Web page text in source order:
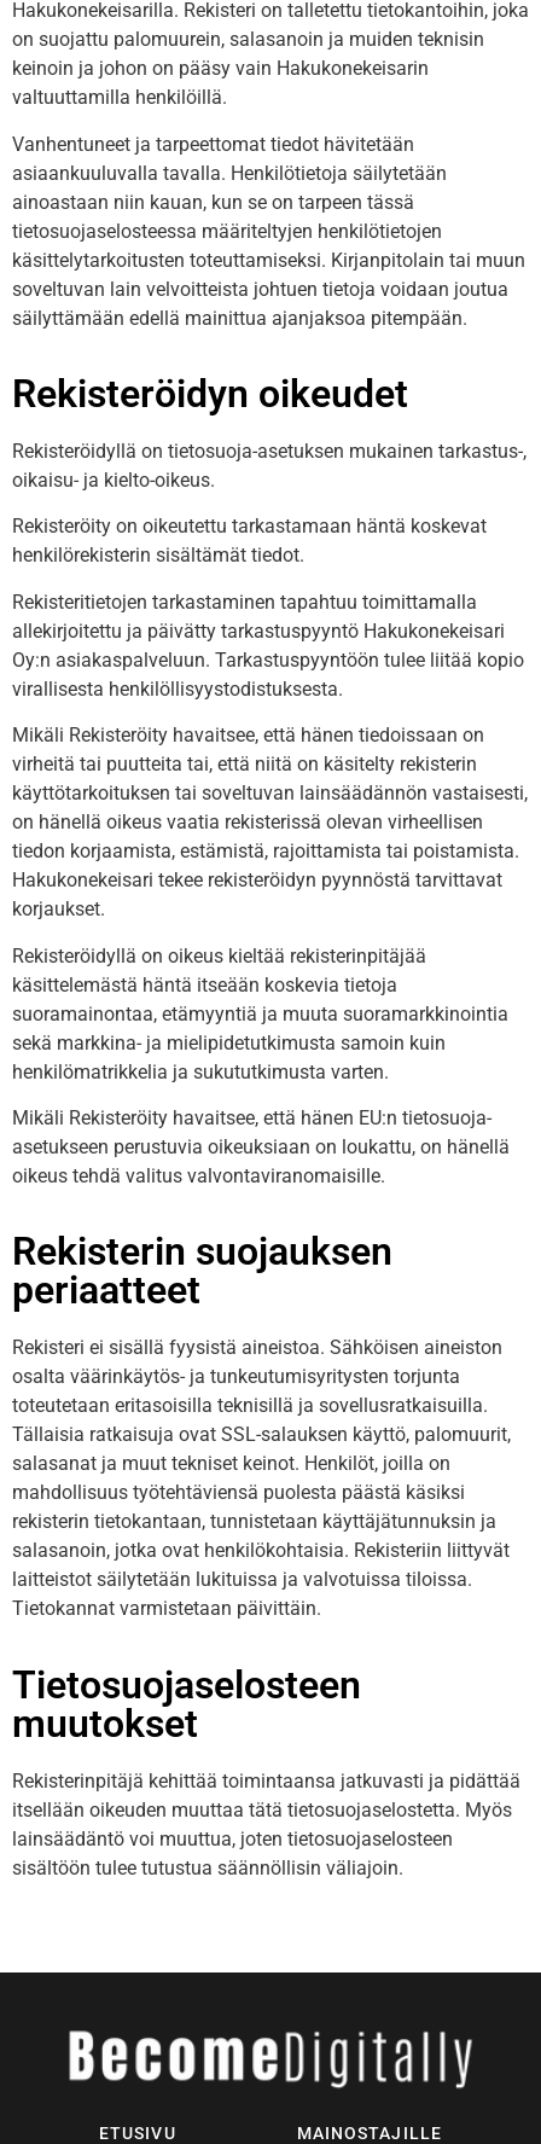
Hakukonekeisarilla. Rekisteri on talletettu tietokantoihin, joka
on suojattu palomuurein, salasanoin ja muiden teknisin
keinoin ja johon on pääsy vain Hakukonekeisarin
valtuuttamilla henkilöillä.
Vanhentuneet ja tarpeettomat tiedot hävitetään
asiaankuuluvalla tavalla. Henkilötietoja säilytetään
ainoastaan niin kauan, kun se on tarpeen tässä
tietosuojaselosteessa määriteltyjen henkilötietojen
käsittelytarkoitusten toteuttamiseksi. Kirjanpitolain tai muun
soveltuvan lain velvoitteista johtuen tietoja voidaan joutua
säilyttämään edellä mainittua ajanjaksoa pitempään.
Rekisteröidyn oikeudet
Rekisteröidyllä on tietosuoja-asetuksen mukainen tarkastus-,
oikaisu- ja kielto-oikeus.
Rekisteröity on oikeutettu tarkastamaan häntä koskevat
henkilörekisterin sisältämät tiedot.
Rekisteritietojen tarkastaminen tapahtuu toimittamalla
allekirjoitettu ja päivätty tarkastuspyyntö Hakukonekeisari
Oy:n asiakaspalveluun. Tarkastuspyyntöön tulee liitää kopio
virallisesta henkilöllisyystodistuksesta.
Mikäli Rekisteröity havaitsee, että hänen tiedoissaan on
virheitä tai puutteita tai, että niitä on käsitelty rekisterin
käyttötarkoituksen tai soveltuvan lainsäädännön vastaisesti,
on hänellä oikeus vaatia rekisterissä olevan virheellisen
tiedon korjaamista, estämistä, rajoittamista tai poistamista.
Hakukonekeisari tekee rekisteröidyn pyynnöstä tarvittavat
korjaukset.
Rekisteröidyllä on oikeus kieltää rekisterinpitäjää
käsittelemästä häntä itseään koskevia tietoja
suoramainontaa, etämyyntiä ja muuta suoramarkkinointia
sekä markkina- ja mielipidetutkimusta samoin kuin
henkilömatrikkelia ja sukututkimusta varten.
Mikäli Rekisteröity havaitsee, että hänen EU:n tietosuoja-
asetukseen perustuvia oikeuksiaan on loukattu, on hänellä
oikeus tehdä valitus valvontaviranomaisille.
Rekisterin suojauksen
periaatteet
Rekisteri ei sisällä fyysistä aineistoa. Sähköisen aineiston
osalta väärinkäytös- ja tunkeutumisyritysten torjunta
toteutetaan eritasoisilla teknisillä ja sovellusratkaisuilla.
Tällaisia ratkaisuja ovat SSL-salauksen käyttö, palomuurit,
salasanat ja muut tekniset keinot. Henkilöt, joilla on
mahdollisuus työtehtäviensä puolesta päästä käsiksi
rekisterin tietokantaan, tunnistetaan käyttäjätunnuksin ja
salasanoin, jotka ovat henkilökohtaisia. Rekisteriin liittyvät
laitteistot säilytetään lukituissa ja valvotuissa tiloissa.
Tietokannat varmistetaan päivittäin.
Tietosuojaselosteen
muutokset
Rekisterinpitäjä kehittää toimintaansa jatkuvasti ja pidättää
itsellään oikeuden muuttaa tätä tietosuojaselostetta. Myös
lainsäädäntö voi muuttua, joten tietosuojaselosteen
sisältöön tulee tutustua säännöllisin väliajoin.
ETUSIVU MAINOSTAJILLE